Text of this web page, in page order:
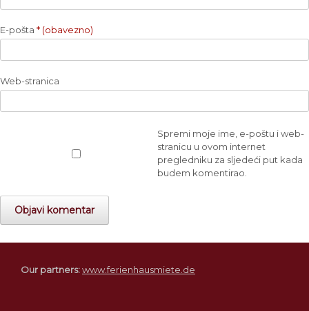
E-pošta * (obavezno)
Web-stranica
Spremi moje ime, e-poštu i web-
stranicu u ovom internet
pregledniku za sljedeći put kada
budem komentirao.
Our partners:www.ferienhausmiete.de